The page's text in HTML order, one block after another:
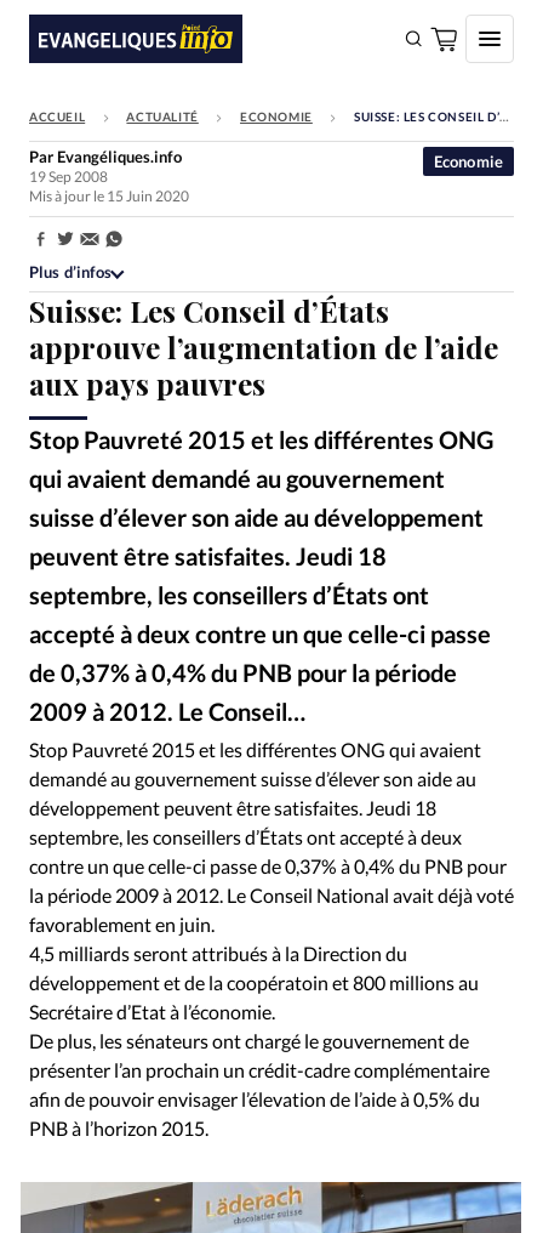
FAIRE UN DON
Faire un don
Société
Monde
Bible
Toute l'actualité
Se connecter
Devise:CHF
RUBRIQUES
Eglises
Histoire Laicité
Liberté religieuse
Mission
Monde People Politique
Religions
Société
ACCUEIL ACTUALITÉ ECONOMIE SUISSE: LES CONSEIL D’ÉTATS APPROUVE L’AUGMENTATION DE L’AIDE AUX PAYS PAUVRES
Suisse: Les Conseil d’États
approuve l’augmentation de l’aide
aux pays pauvres
Stop Pauvreté 2015 et les différentes ONG
qui avaient demandé au gouvernement
suisse d’élever son aide au développement
peuvent être satisfaites. Jeudi 18
septembre, les conseillers d’États ont
accepté à deux contre un que celle-ci passe
de 0,37% à 0,4% du PNB pour la période
2009 à 2012. Le Conseil…
Economie
Par Evangéliques.info
19 Sep 2008
Mis à jour le 15 Juin 2020
Partager:
Plus d’infos
Stop Pauvreté 2015 et les différentes ONG qui avaient
demandé au gouvernement suisse d’élever son aide au
développement peuvent être satisfaites. Jeudi 18
septembre, les conseillers d’États ont accepté à deux
contre un que celle-ci passe de 0,37% à 0,4% du PNB pour
la période 2009 à 2012. Le Conseil National avait déjà voté
favorablement en juin.
4,5 milliards seront attribués à la Direction du
développement et de la coopératoin et 800 millions au
Secrétaire d’Etat à l’économie.
De plus, les sénateurs ont chargé le gouvernement de
présenter l’an prochain un crédit-cadre complémentaire
afin de pouvoir envisager l’élevation de l’aide à 0,5% du
PNB à l’horizon 2015.